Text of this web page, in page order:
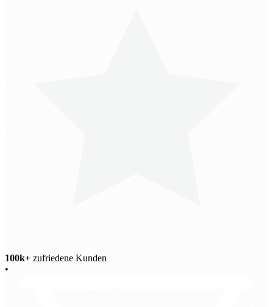
100k+ zufriedene Kunden
•